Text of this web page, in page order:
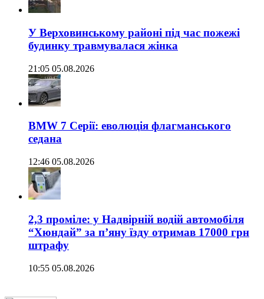
У Верховинському районі під час пожежі
будинку травмувалася жінка
21:05 05.08.2026
BMW 7 Серії: еволюція флагманського
седана
12:46 05.08.2026
2,3 проміле: у Надвірній водій автомобіля
“Хюндай” за п’яну їзду отримав 17000 грн
штрафу
10:55 05.08.2026